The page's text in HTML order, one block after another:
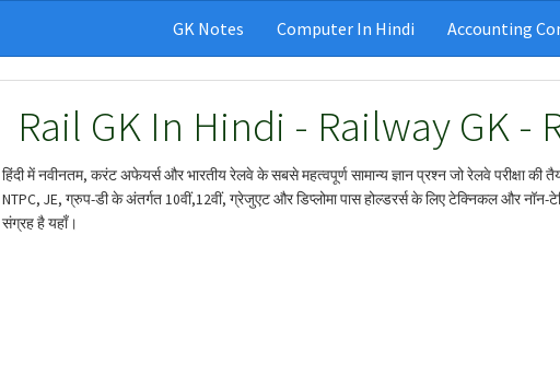
GK Notes Computer In Hindi Accounting
Rail GK In Hindi - Railway GK -
हिंदी में नवीनतम, करंट अफेयर्स और भारतीय रेलवे के सबसे महत्वपूर्ण सामान्य ज्ञान प्रश्न जो रेलवे परीक्षा की
NTPC, JE, ग्रुप-डी के अंतर्गत 10वीं,12वीं, ग्रेजुएट और डिप्लोमा पास होल्डरर्स के लिए टेक्निकल और
संग्रह है यहाँ।